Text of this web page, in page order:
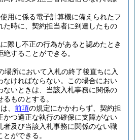
用に係る電子計算機に備えられたフ
た時に、契約担当者に到達したもの
際し不正の行為があると認めたとき
することができる。
場所において入札の終了後直ちに入
ければならない。
この場合におい
ないときは、当該入札事務に関係の
ものとする。
、 前項の規定にかかわらず、契約担
かつ適正な執行の確保に支障がない
者及び当該入札事務に関係のない職
ができる。